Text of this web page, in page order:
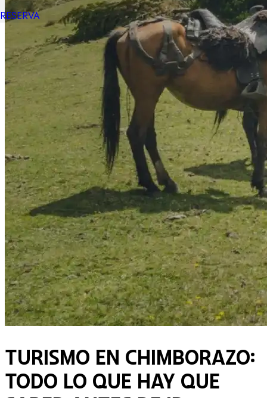
RESERVA
Turismo en Chimborazo:
Todo lo que Hay que